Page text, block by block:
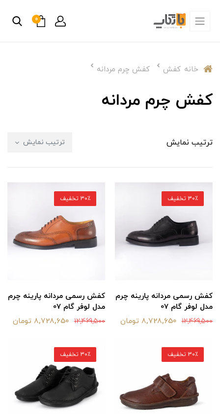
0
خانه کفش کفش چرم مردانه
کفش چرم مردانه
ترتیب نمایش ترتیب نمایش
کفش رسمی مردانه پارينه چرم
مدل لوفر گام 07
12,469,500 8,728,650 تومان
30٪ تخفیف
کفش رسمی مردانه پارينه چرم
مدل لوفر گام 07
12,469,500 8,728,650 تومان
30٪ تخفیف
30٪ تخفیف 30٪ تخفیف